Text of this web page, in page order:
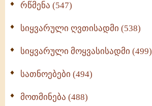
რწმენა (547)
სიყვარული ღვთისადმი (538)
სიყვარული მოყვასისადმი (499)
სათნოებები (494)
მოთმინება (488)